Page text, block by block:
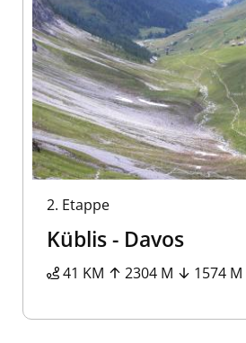
2. Etappe
Küblis - Davos
41 KM 2304 M 1574 M